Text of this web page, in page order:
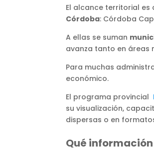
El alcance territorial es
Córdoba: Córdoba
A ellas se suman
avanza tanto en áreas
Para muchas
económico.
El programa provincial
su visualización,
dispersas o en
Qué